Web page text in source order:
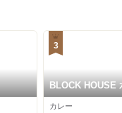
3
BLOCK HOUSE
カレー
カレー